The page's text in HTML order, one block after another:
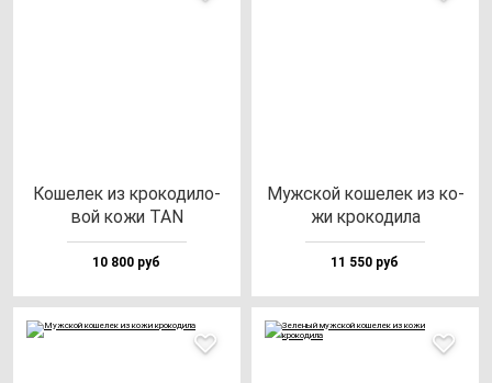
Коше­лек из кро­ко­ди­ло­
вой ко­жи TAN
10 800 руб
Муж­ской ко­ше­лек из ко­
жи кро­ко­ди­ла
11 550 руб